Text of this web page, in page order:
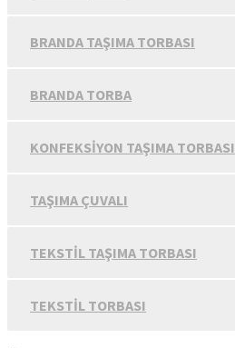
BRANDA TAŞIMA TORBASI
BRANDA TORBA
KONFEKSIYON TAŞIMA TORBASI
TAŞIMA ÇUVALI
TEKSTIL TAŞIMA TORBASI
TEKSTIL TORBASI